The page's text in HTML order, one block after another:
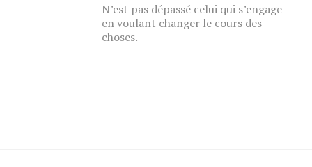
N’est pas dépassé celui qui s’engage
en voulant changer le cours des
choses.